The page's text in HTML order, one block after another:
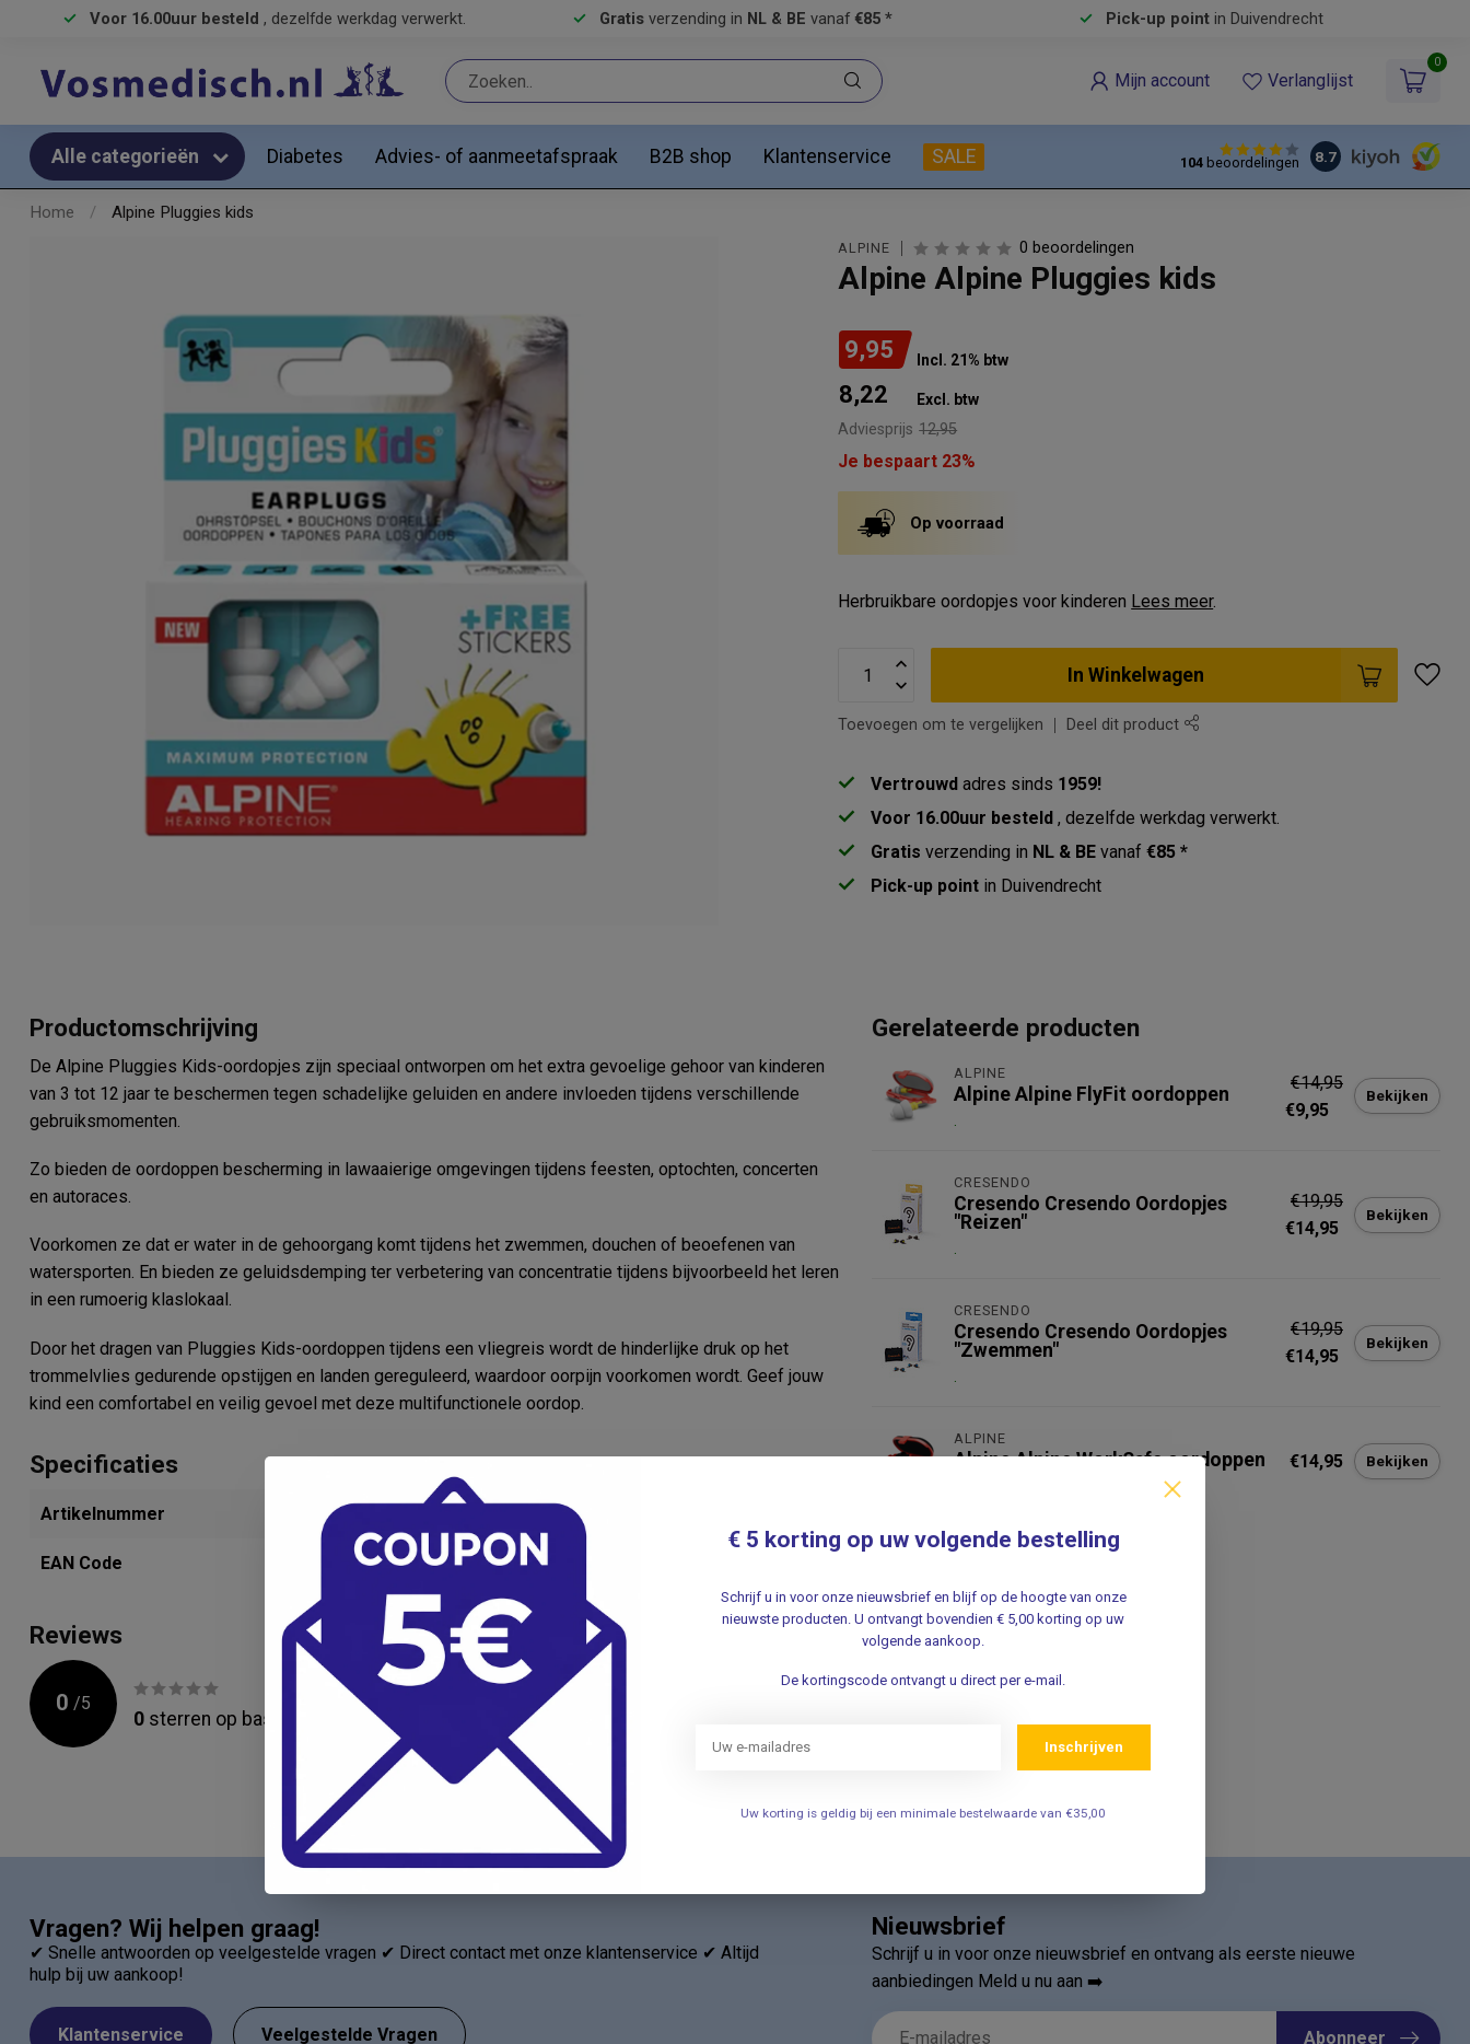
Voor 16.00uur besteld , dezelfde werkdag verwerkt. Gratis verzending in NL & BE vanaf €85 * Pick-up pointin Duivendrecht
Mijn account Verlanglijst
0
Alle categorieën Diabetes Advies- of aanmeetafspraak B2B shop Klantenservice SALE 104beoordelingen 8.7
Home / Alpine Pluggies kids
ALPINE 0 beoordelingen
Alpine Alpine Pluggies kids
9,95 Incl. 21% btw
8,22 Excl. btw
Adviesprijs 12,95
Je bespaart 23%
Op voorraad
Herbruikbare oordopjes voor kinderen Lees meer.
In Winkelwagen
Toevoegen om te vergelijken Deel dit product
Vertrouwd adres sinds 1959!
Voor 16.00uur besteld, dezelfde werkdag verwerkt.
Gratis verzending in NL & BE vanaf€85 *
Pick-up point in Duivendrecht
Productomschrijving
De Alpine Pluggies Kids-oordopjes zijn speciaal ontworpen om het extra gevoelige gehoor van kinderen
van 3 tot 12 jaar te beschermen tegen schadelijke geluiden en andere invloeden tijdens verschillende
gebruiksmomenten.
Zo bieden de oordoppen bescherming in lawaaierige omgevingen tijdens feesten, optochten, concerten
en autoraces.
Voorkomen ze dat er water in de gehoorgang komt tijdens het zwemmen, douchen of beoefenen van
watersporten. En bieden ze geluidsdemping ter verbetering van concentratie tijdens bijvoorbeeld het leren
in een rumoerig klaslokaal.
Door het dragen van Pluggies Kids-oordoppen tijdens een vliegreis wordt de hinderlijke druk op het
trommelvlies gedurende opstijgen en landen gereguleerd, waardoor oorpijn voorkomen wordt. Geef jouw
kind een comfortabel en veilig gevoel met deze multifunctionele oordop.
Specificaties
Artikelnummer
EAN Code 8717154023541
Reviews
0 /5
0 sterren op basis van beoordelingen
Gerelateerde producten
ALPINE
Alpine Alpine FlyFit oordoppen
.
€14,95
€9,95
Bekijken
CRESENDO
Cresendo Cresendo Oordopjes
"Reizen"
.
€19,95
€14,95
Bekijken
CRESENDO
Cresendo Cresendo Oordopjes
"Zwemmen"
.
€19,95
€14,95
Bekijken
ALPINE
Alpine Alpine WorkSafe oordoppen €14,95 Bekijken
Vragen? Wij helpen graag!
✔ Snelle antwoorden op veelgestelde vragen ✔ Direct contact met onze klantenservice ✔ Altijd
hulp bij uw aankoop!
Klantenservice Veelgestelde Vragen
Nieuwsbrief
Schrijf u in voor onze nieuwsbrief en ontvang als eerste nieuwe
aanbiedingen Meld u nu aan ➡️
Abonneer
€ 5 korting op uw volgende bestelling
Schrijf u in voor onze nieuwsbrief en blijf op de hoogte van onze
nieuwste producten. U ontvangt bovendien € 5,00 korting op uw
volgende aankoop.
De kortingscode ontvangt u direct per e-mail.
Inschrijven
Uw korting is geldig bij een minimale bestelwaarde van €35,00